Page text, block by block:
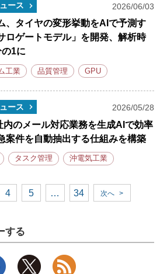
ース 2026/06/03
、タイヤの変形挙動をAIで予測す
ロゲートモデル」を開発、解析時
1に
工業 品質管理 GPU
ース 2026/05/28
内のメール対応業務を生成AIで効率
案件を自動抽出する仕組みを構築
タスク管理 沖電気工業
4 5 … 34 次へ >
する